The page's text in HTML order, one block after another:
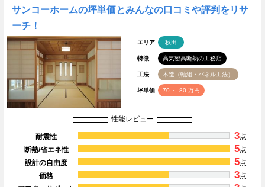
サンコーホームの坪単価とみんなの口コミや評判をリサ
ーチ！
エリア 秋田
特徴 高気密高断熱の工務店
工法 木造（軸組・パネル工法）
坪単価 70 ～ 80 万円
性能レビュー
耐震性 3点
断熱/省エネ性
5点
設計の自由度
5点
価格
3点